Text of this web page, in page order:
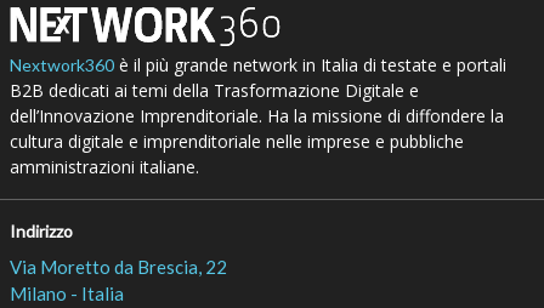
Nextwork360è il più grande network in Italia di testate e portali
B2B dedicati ai temi della Trasformazione Digitale e
dell’Innovazione Imprenditoriale. Ha la missione di diffondere la
cultura digitale e imprenditoriale nelle imprese e pubbliche
amministrazioni italiane.
Indirizzo
Via Moretto da Brescia, 22
Milano - Italia